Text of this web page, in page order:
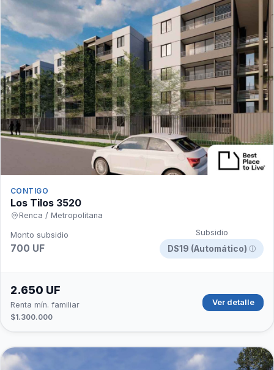
CONTIGO
Los Tilos 3520
Renca / Metropolitana
Monto subsidio
700 UF
Subsidio
DS19 (Automático) ⓘ
2.650 UF
Renta mín. familiar
$1.300.000
Ver detalle